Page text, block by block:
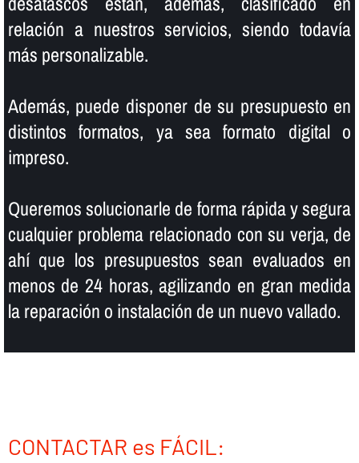
relación a nuestros servicios, siendo todaví­a
más personalizable.
Además, puede disponer de su presupuesto en
distintos formatos, ya sea formato digital o
impreso.
Queremos solucionarle de forma rápida y segura
cualquier problema relacionado con su verja, de
ahí­ que los presupuestos sean evaluados en
menos de 24 horas, agilizando en gran medida
la reparación o instalación de un nuevo vallado.
CONTACTAR es FÁCIL: